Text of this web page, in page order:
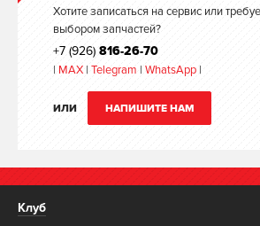
Хотите записаться на сервис или
выбором запчастей?
+7 (926) 816-26-70
| MAX | Telegram | WhatsApp |
ИЛИ НАПИШИТЕ НАМ
Клуб